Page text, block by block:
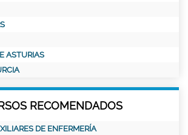
ASTURIAS
RECOMENDADOS
DE ENFERMERÍA